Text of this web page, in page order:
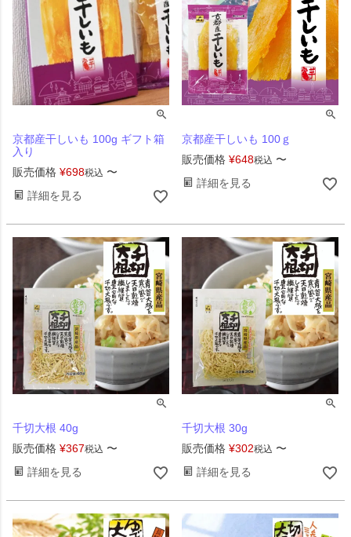
京都産干しいも 100g ギフト箱
入り
販売価格 ¥698税込 〜
詳細を見る
京都産干しいも 100ｇ
販売価格 ¥648税込 〜
詳細を見る
千切大根 40g
販売価格 ¥367税込 〜
詳細を見る
千切大根 30g
販売価格 ¥302税込 〜
詳細を見る